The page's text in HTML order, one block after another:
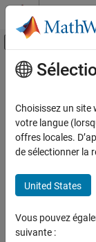
Passer au contenu
Activer/
Accueil de la
Contenu
Choisissez un site
votre langue
offres locales.
de sélectionner la
United States
Vous pouvez
suivante :